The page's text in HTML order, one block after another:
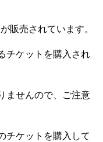
販売されています。
チケットを購入され
ませんので、ご注意
チケットを購入して